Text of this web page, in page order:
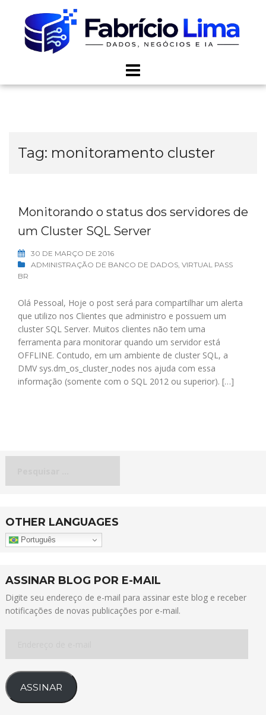
content
Tag: monitoramento cluster
Monitorando o status dos servidores de
um Cluster SQL Server
30 DE MARÇO DE 2016
ADMINISTRAÇÃO DE BANCO DE DADOS, VIRTUAL PASS
BR
Olá Pessoal, Hoje o post será para compartilhar um alerta
que utilizo nos Clientes que administro e possuem um
cluster SQL Server. Muitos clientes não tem uma
ferramenta para monitorar quando um servidor está
OFFLINE. Contudo, em um ambiente de cluster SQL, a
DMV sys.dm_os_cluster_nodes nos ajuda com essa
informação (somente com o SQL 2012 ou superior). […]
OTHER LANGUAGES
Português
ASSINAR BLOG POR E-MAIL
Digite seu endereço de e-mail para assinar este blog e receber
notificações de novas publicações por e-mail.
e-
mail
ASSINAR